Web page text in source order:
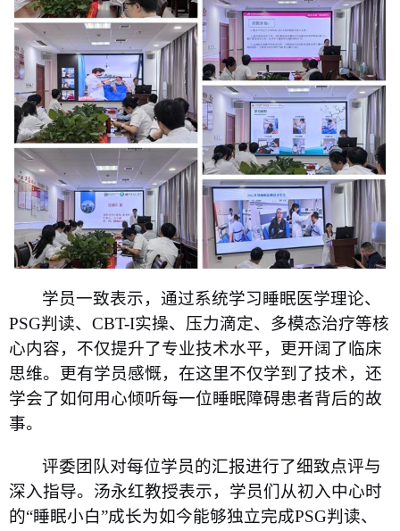
学员一致表示，通过系统学习睡眠医学理论、
PSG判读、 CBT-I实操、压力滴定、多模态治疗等核
心内容，不仅提升了专业技术水平，更开阔了临床
思维。更有学员感慨，在这里不仅学到了技术，还
学会了如何用心倾听每一位睡眠障碍患者背后的故
事。
评委团队对每位学员的汇报进行了细致点评与
深入指导。汤永红教授表示，学员们从初入中心时
的“睡眠小白”成长为如今能够独立完成PSG判读、